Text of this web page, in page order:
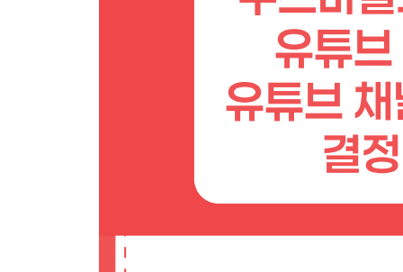
LESSON 07 유튜브 채널 운영에 유용한 프로그램
1 쉽고 간편한 영상 편집 프로그램
3 영상과 이미지를 생성해주는 AI 프로그램
4 유튜브 콘텐츠에 적합한 음원 사이트
5 아이디어를 얻는 대화형 AI 프로그램
Q 01 영상의 길이는 몇 분 정도가 적당한가요?
Q 02 유튜브 시작 시 필요한 장비와 스마트폰 촬